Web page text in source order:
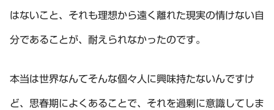
はないこと、それも理想から遠く離れた現実の情けない自
分であることが、耐えられなかったのです。
本当は世界なんてそんな個々人に興味持たないんですけ
ど、思春期によくあることで、それを過剰に意識してしま